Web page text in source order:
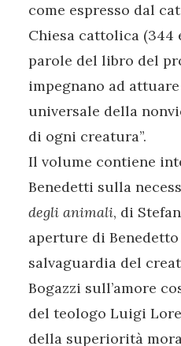
come espresso dal
Chiesa cattolica (344
parole del libro del
impegnano ad
universale della
di ogni creatura”.
Il volume contiene
Benedetti sulla
degli animali, di
aperture di
salvaguardia del
Bogazzi sull’amore
del teologo Luigi
della superiorità